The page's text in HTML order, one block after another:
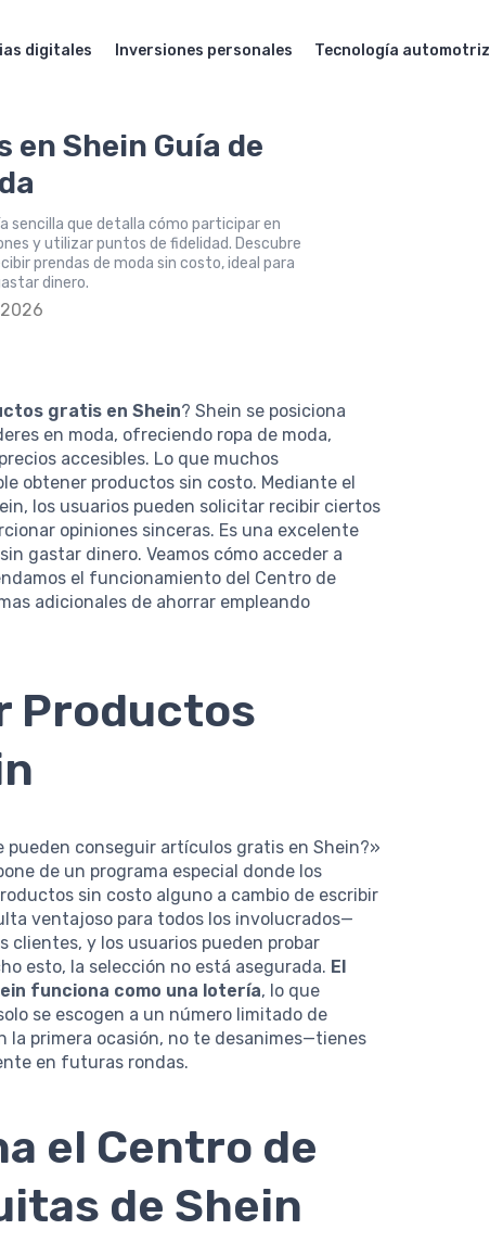
digitales Inversiones personales Tecnología automotriz
en Shein Guía de
sencilla que detalla cómo participar en
y utilizar puntos de fidelidad. Descubre
prendas de moda sin costo, ideal para
dinero.
2026
gratis en Shein? Shein se posiciona
en moda, ofreciendo ropa de moda,
accesibles. Lo que muchos
obtener productos sin costo. Mediante el
los usuarios pueden solicitar recibir ciertos
opiniones sinceras. Es una excelente
gastar dinero. Veamos cómo acceder a
el funcionamiento del Centro de
adicionales de ahorrar empleando
Productos
pueden conseguir artículos gratis en Shein?»
de un programa especial donde los
sin costo alguno a cambio de escribir
ventajoso para todos los involucrados—
clientes, y los usuarios pueden probar
esto, la selección no está asegurada. El
funciona como una lotería, lo que
se escogen a un número limitado de
la primera ocasión, no te desanimes—tienes
en futuras rondas.
el Centro de
de Shein